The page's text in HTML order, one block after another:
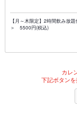
【月～木限定】2時間飲み放
＞ 5500円(税込)
カレ
下記ボタンを